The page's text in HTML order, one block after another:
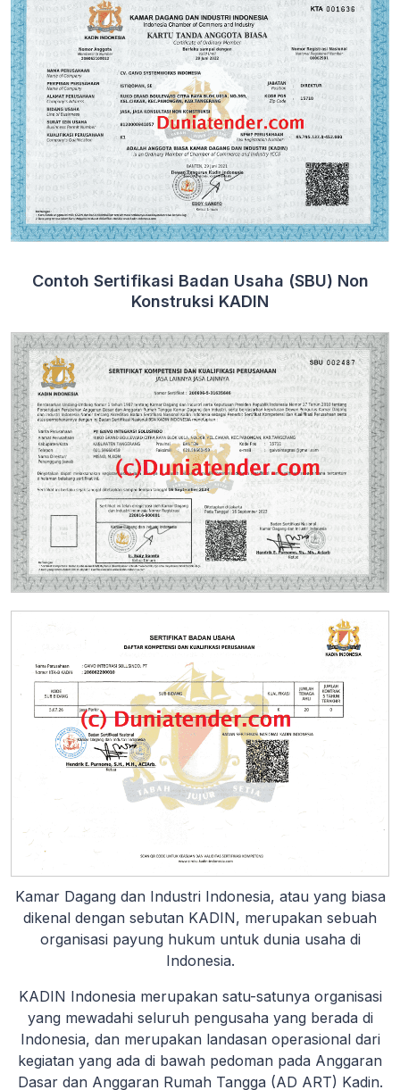
Contoh Sertifikasi Badan Usaha (SBU) Non
Konstruksi KADIN
Kamar Dagang dan Industri Indonesia, atau yang biasa
dikenal dengan sebutan KADIN, merupakan sebuah
organisasi payung hukum untuk dunia usaha di
Indonesia.
KADIN Indonesia merupakan satu-satunya organisasi
yang mewadahi seluruh pengusaha yang berada di
Indonesia, dan merupakan landasan operasional dari
kegiatan yang ada di bawah pedoman pada Anggaran
Dasar dan Anggaran Rumah Tangga (AD ART) Kadin.